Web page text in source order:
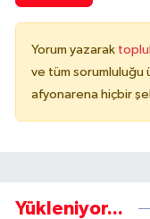
Yorum yazarak
ve tüm sorumluluğu
afyonarena hiçbir
Yükleniyor...